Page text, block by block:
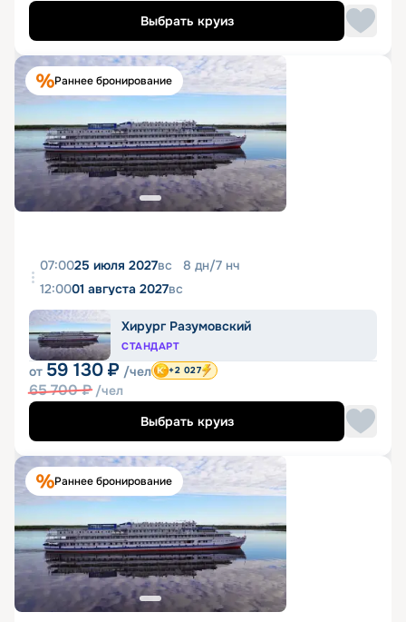
Выбрать круиз
Раннее бронирование
07:0025 июля 2027вс 8 дн/7 нч
12:0001 августа 2027вс
Хирург Разумовский
СТАНДАРТ
от 59 130 ₽ /чел
65 700₽ /чел
+2 027
Выбрать круиз
Раннее бронирование